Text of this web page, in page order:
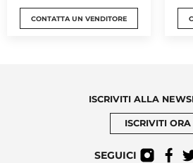
CONTATTA UN VENDITORE
ISCRIVITI ALLA
ISCRIVITI ORA
SEGUICI